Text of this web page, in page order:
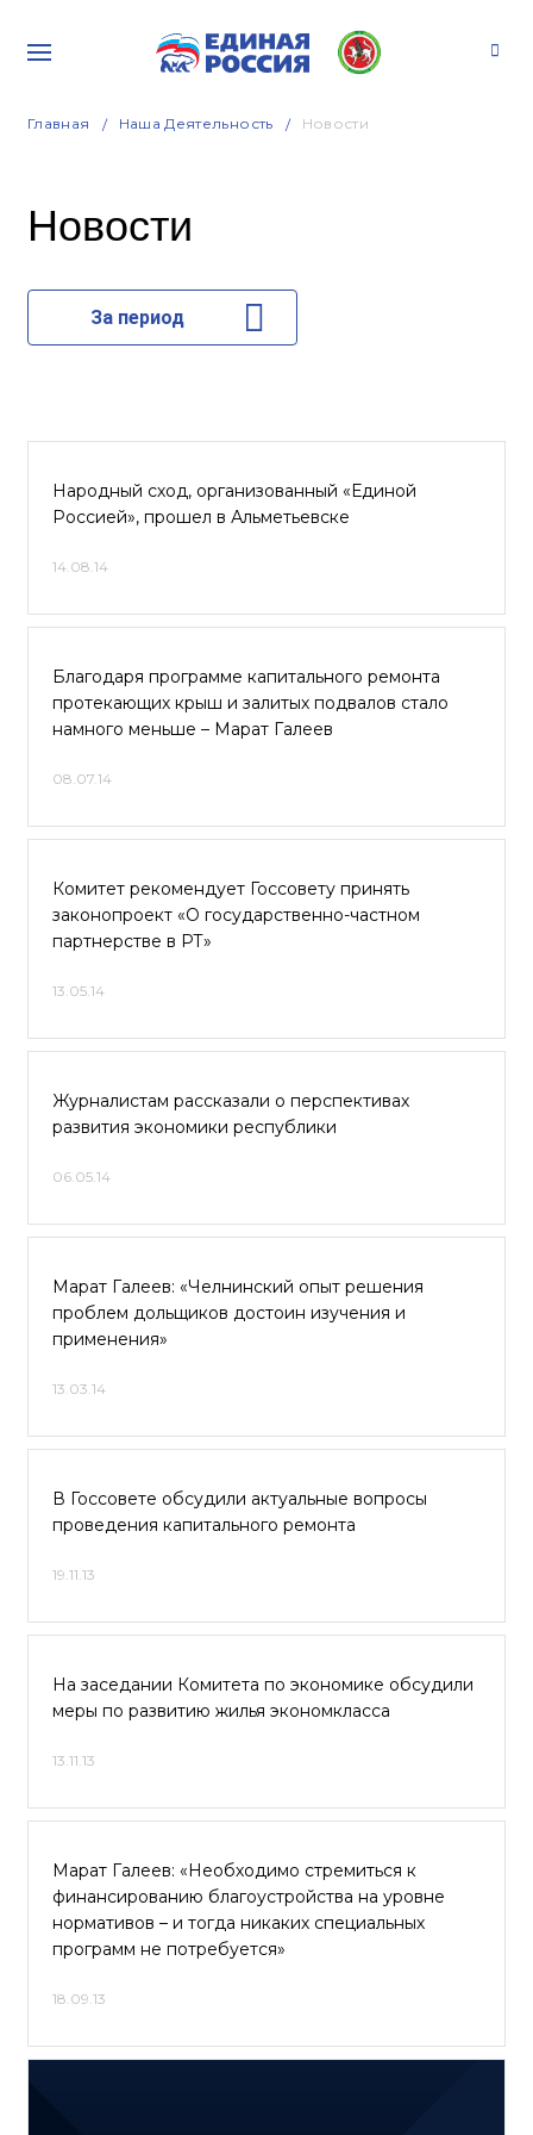
Главная Наша Деятельность Новости
Новости
За период
Народный сход, организованный «Единой
Россией», прошел в Альметьевске
14.08.14
Благодаря программе капитального ремонта
протекающих крыш и залитых подвалов стало
намного меньше – Марат Галеев
08.07.14
Комитет рекомендует Госсовету принять
законопроект «О государственно-частном
партнерстве в РТ»
13.05.14
Журналистам рассказали о перспективах
развития экономики республики
06.05.14
Марат Галеев: «Челнинский опыт решения
проблем дольщиков достоин изучения и
применения»
13.03.14
В Госсовете обсудили актуальные вопросы
проведения капитального ремонта
19.11.13
На заседании Комитета по экономике обсудили
меры по развитию жилья экономкласса
13.11.13
Марат Галеев: «Необходимо стремиться к
финансированию благоустройства на уровне
нормативов – и тогда никаких специальных
программ не потребуется»
18.09.13